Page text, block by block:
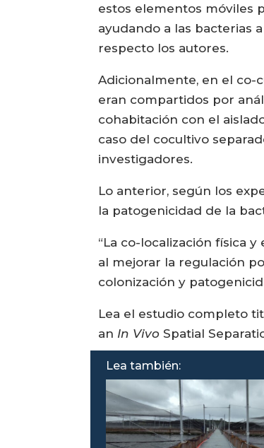
estos elementos móviles
ayudando a las bacterias
respecto los autores.
Adicionalmente, en el co-
eran compartidos por
cohabitación con el
caso del cocultivo
investigadores.
Lo anterior, según los
la patogenicidad de la
“La co-localización física
al mejorar la regulación
colonización y
Lea el estudio completo
an In Vivo Spatial
Lea también: